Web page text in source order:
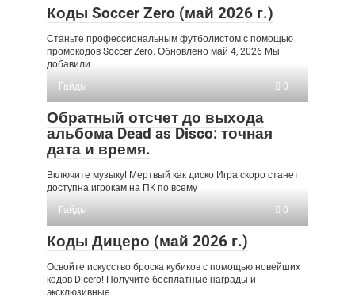
Коды Soccer Zero (май 2026 г.)
Станьте профессиональным футболистом с помощью
промокодов Soccer Zero. Обновлено май 4, 2026 Мы
добавили
Гайды
0
Обратный отсчет до выхода
альбома Dead as Disco: точная
дата и время.
Включите музыку! Мертвый как диско Игра скоро станет
доступна игрокам на ПК по всему
Гайды
0
Коды Дицеро (май 2026 г.)
Освойте искусство броска кубиков с помощью новейших
кодов Dicero! Получите бесплатные награды и
эксклюзивные